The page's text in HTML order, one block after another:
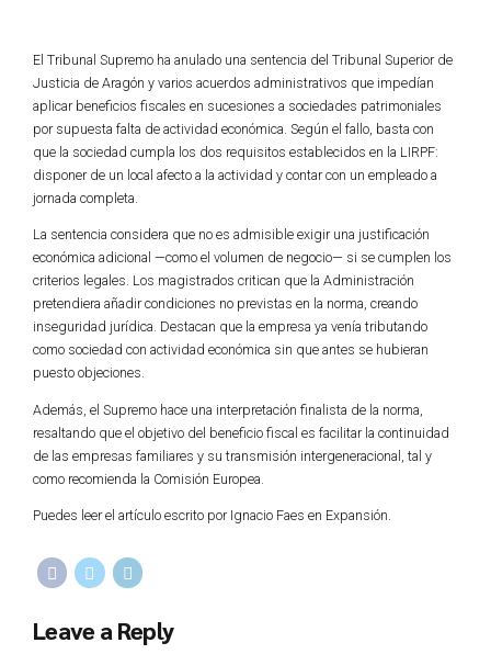
El Tribunal Supremo ha anulado una sentencia del Tribunal Superior de
Justicia de Aragón y varios acuerdos administrativos que impedían
aplicar beneficios fiscales en sucesiones a sociedades patrimoniales
por supuesta falta de actividad económica. Según el fallo, basta con
que la sociedad cumpla los dos requisitos establecidos en la LIRPF:
disponer de un local afecto a la actividad y contar con un empleado a
jornada completa.
La sentencia considera que no es admisible exigir una justificación
económica adicional —como el volumen de negocio— si se cumplen los
criterios legales. Los magistrados critican que la Administración
pretendiera añadir condiciones no previstas en la norma, creando
inseguridad jurídica. Destacan que la empresa ya venía tributando
como sociedad con actividad económica sin que antes se hubieran
puesto objeciones.
Además, el Supremo hace una interpretación finalista de la norma,
resaltando que el objetivo del beneficio fiscal es facilitar la continuidad
de las empresas familiares y su transmisión intergeneracional, tal y
como recomienda la Comisión Europea.
Puedes leer el artículo escrito por Ignacio Faes en Expansión.
Leave a Reply